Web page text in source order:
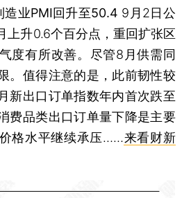
业PMI回升至50.4 9月2日公
上升0.6个百分点，重回扩张区
度有所改善。尽管8月供需同
。值得注意的是，此前韧性较
新出口订单指数年内首次跌至
费品类出口订单量下降是主要
格水平继续承压……来看财新